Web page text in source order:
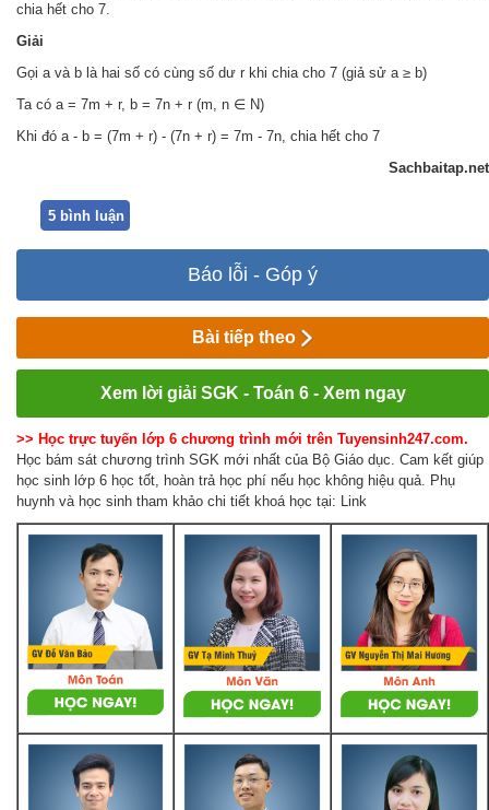
chia hết cho 7.
Giải
Gọi a và b là hai số có cùng số dư r khi chia cho 7 (giả sử a ≥ b)
Ta có a = 7m + r, b = 7n + r (m, n ∈ N)
Khi đó a - b = (7m + r) - (7n + r) = 7m - 7n, chia hết cho 7
Sachbaitap.net
5 bình luận
Báo lỗi - Góp ý
Bài tiếp theo
Xem lời giải SGK - Toán 6 - Xem ngay
>> Học trực tuyến lớp 6 chương trình mới trên Tuyensinh247.com.
Học bám sát chương trình SGK mới nhất của Bộ Giáo dục. Cam kết giúp
học sinh lớp 6 học tốt, hoàn trả học phí nếu học không hiệu quả. Phụ
huynh và học sinh tham khảo chi tiết khoá học tại: Link